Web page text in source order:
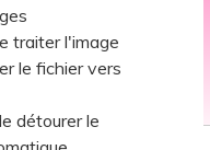
traiter l'image
le fichier vers
détourer le